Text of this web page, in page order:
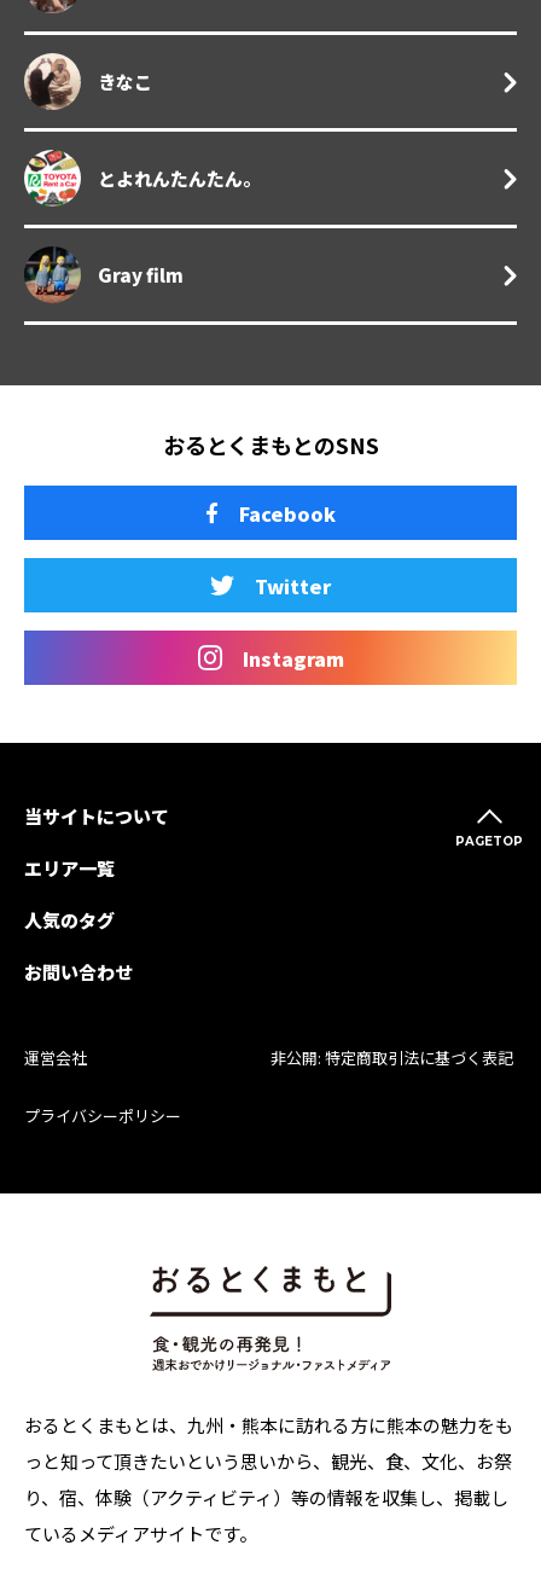
きなこ
とよれんたんたん。
Gray film
おるとくまもとのSNS
Facebook
Twitter
Instagram
PAGETOP
当サイトについて
エリア一覧
人気のタグ
お問い合わせ
運営会社 非公開: 特定商取引法に基づく表記
プライバシーポリシー
おるとくまもとは、九州・熊本に訪れる方に熊本の魅力をも
っと知って頂きたいという思いから、観光、食、文化、お祭
り、宿、体験（アクティビティ）等の情報を収集し、掲載し
ているメディアサイトです。